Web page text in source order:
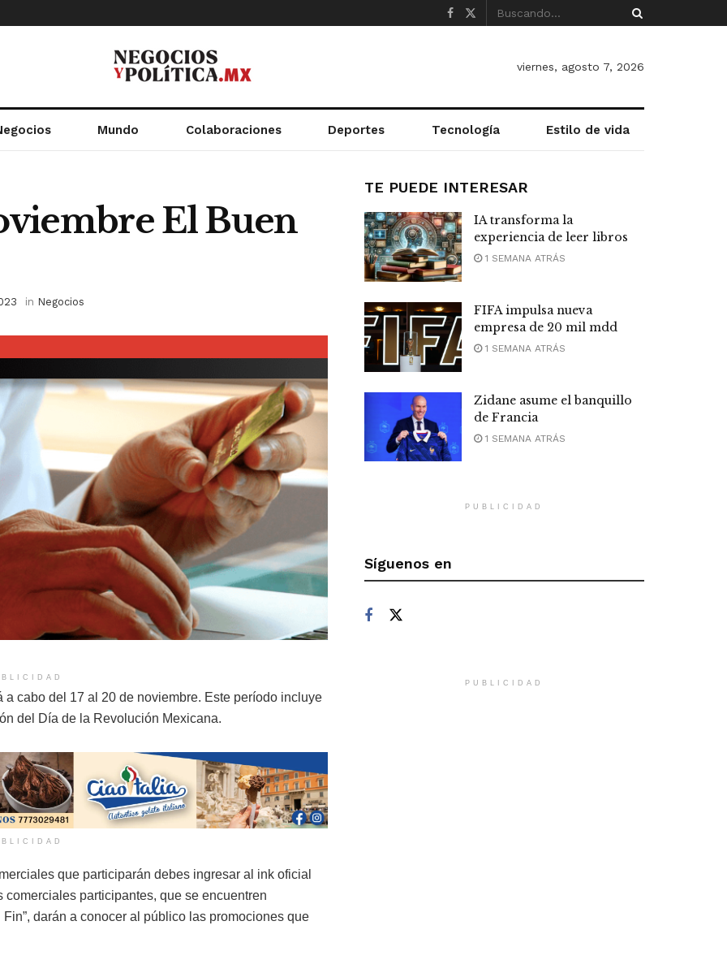
viernes, agosto 7, 2026
Mundo Colaboraciones Deportes Tecnología Estilo de vida
El Buen
in Negocios
cabo del 17 al 20 de noviembre. Este período incluye
del Día de la Revolución Mexicana.
que participarán debes ingresar al ink oficial
participantes, que se encuentren
darán a conocer al público las promociones que
TE PUEDE INTERESAR
IA transforma la
experiencia de leer libros
1 SEMANA ATRÁS
FIFA impulsa nueva
empresa de 20 mil mdd
1 SEMANA ATRÁS
Zidane asume el banquillo
de Francia
1 SEMANA ATRÁS
PUBLICIDAD
Síguenos en
PUBLICIDAD